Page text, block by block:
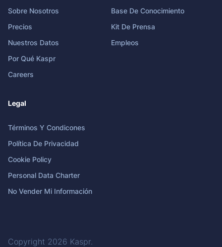
Sobre Nosotros
Precios
Nuestros Datos
Por Qué Kaspr
Careers
Base De Conocimiento
Kit De Prensa
Empleos
Legal
Términos Y Condicones
Política De Privacidad
Cookie Policy
Personal Data Charter
No Vender Mi Información
Copyright 2026 Kaspr.